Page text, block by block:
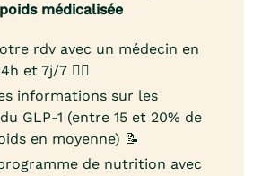
poids médicalisée
rdv avec un médecin en
et 7j/7 👨‍⚕️
informations sur les
GLP-1 (entre 15 et 20% de
en moyenne) 📝
de nutrition avec